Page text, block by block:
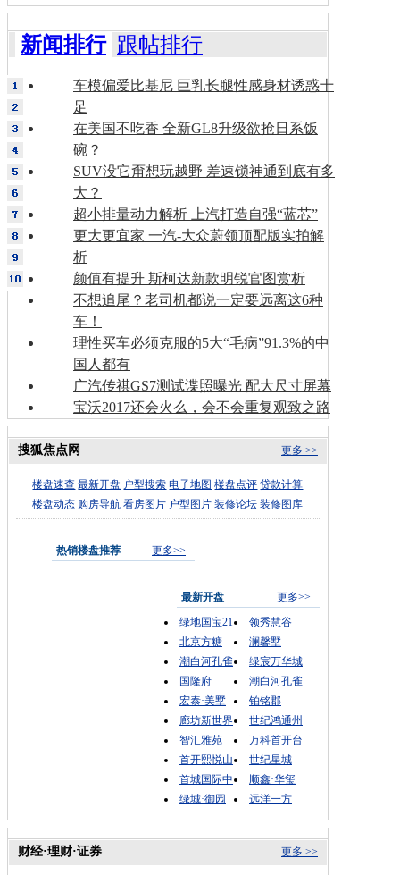
新闻排行 跟帖排行
车模偏爱比基尼 巨乳长腿性感身材诱惑十
足
在美国不吃香 全新GL8升级欲抢日系饭
碗？
SUV没它甭想玩越野 差速锁神通到底有多
大？
超小排量动力解析 上汽打造自强“蓝芯”
更大更宜家 一汽-大众蔚领顶配版实拍解
析
颜值有提升 斯柯达新款明锐官图赏析
不想追尾？老司机都说一定要远离这6种
车！
理性买车必须克服的5大“毛病”91.3%的中
国人都有
广汽传祺GS7测试谍照曝光 配大尺寸屏幕
宝沃2017还会火么，会不会重复观致之路
更多 >>
搜狐焦点网
楼盘速查 最新开盘 户型搜索 电子地图 楼盘点评 贷款计算
楼盘动态 购房导航 看房图片 户型图片 装修论坛 装修图库
热销楼盘推荐 更多>>
最新开盘
更多>>
绿地国宝21
领秀慧谷
北京方糖
澜馨墅
潮白河孔雀
绿宸万华城
国隆府
潮白河孔雀
宏泰·美墅
铂铭郡
廊坊新世界
世纪鸿通州
智汇雅苑
万科首开台
首开熙悦山
世纪星城
首城国际中
顺鑫·华玺
绿城·御园
远洋一方
更多 >>
财经·理财·证券